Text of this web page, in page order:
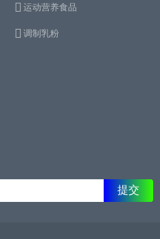
运动营养食品
调制乳粉